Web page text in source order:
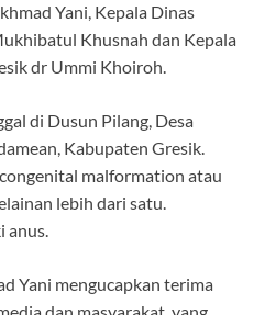
Yani, Kepala Dinas
Khusnah dan Kepala
dr Ummi Khoiroh.
di Dusun Pilang, Desa
Kabupaten Gresik.
malformation atau
lebih dari satu.
anus.
Yani mengucapkan terima